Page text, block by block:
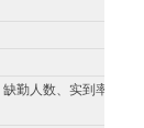
勤人数、实到率、缺勤